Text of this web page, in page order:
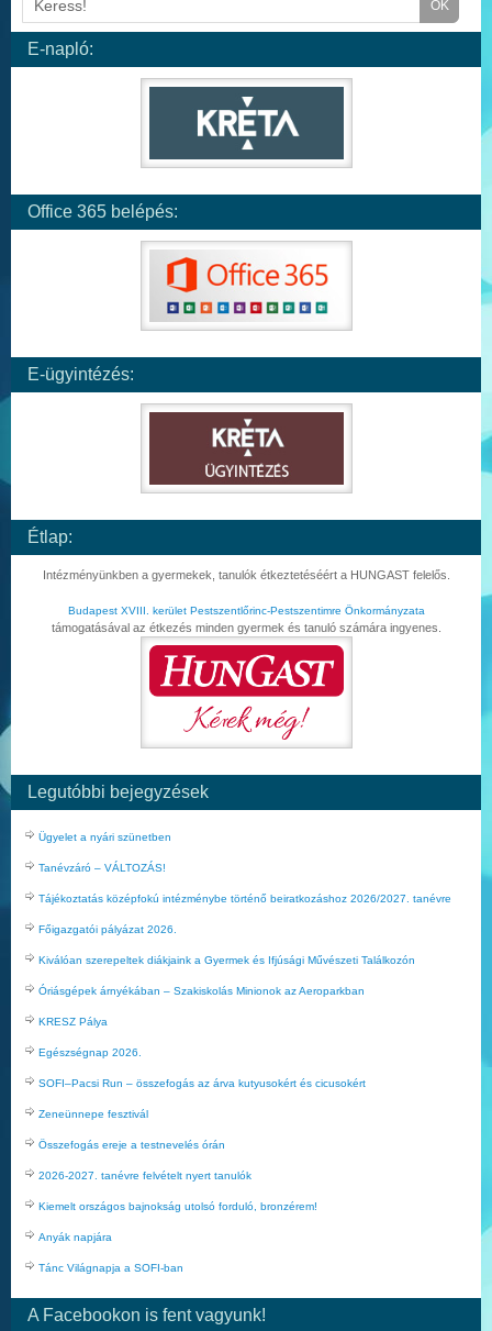
E-napló:
Office 365 belépés:
E-ügyintézés:
Étlap:
Intézményünkben a gyermekek, tanulók étkeztetéséért a HUNGAST felelős.
Budapest XVIII. kerület Pestszentlőrinc-Pestszentimre Önkormányzata
támogatásával az étkezés minden gyermek és tanuló számára ingyenes.
Legutóbbi bejegyzések
Ügyelet a nyári szünetben
Tanévzáró – VÁLTOZÁS!
Tájékoztatás középfokú intézménybe történő beiratkozáshoz 2026/2027. tanévre
Főigazgatói pályázat 2026.
Kiválóan szerepeltek diákjaink a Gyermek és Ifjúsági Művészeti Találkozón
Óriásgépek árnyékában – Szakiskolás Minionok az Aeroparkban
KRESZ Pálya
Egészségnap 2026.
SOFI–Pacsi Run – összefogás az árva kutyusokért és cicusokért
Zeneünnepe fesztivál
Összefogás ereje a testnevelés órán
2026-2027. tanévre felvételt nyert tanulók
Kiemelt országos bajnokság utolsó forduló, bronzérem!
Anyák napjára
Tánc Világnapja a SOFI-ban
A Facebookon is fent vagyunk!